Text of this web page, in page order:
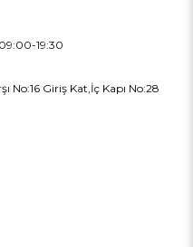
19:30
No:16 Giriş Kat,İç Kapı No:28